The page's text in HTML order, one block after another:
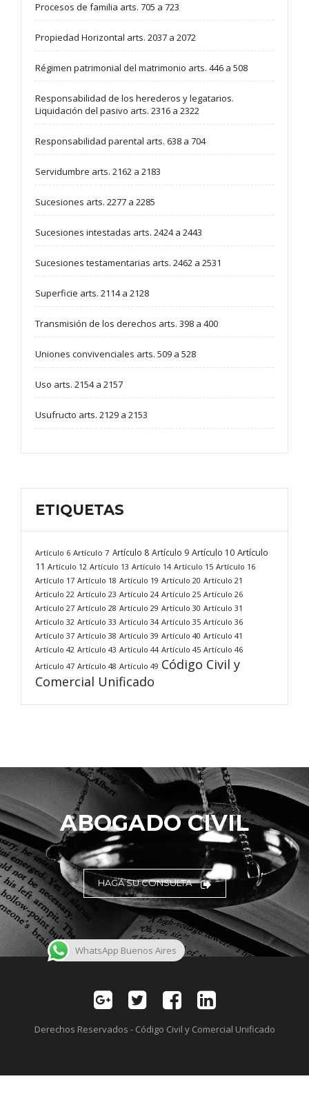
Procesos de familia arts. 705 a 723
Propiedad Horizontal arts. 2037 a 2072
Régimen patrimonial del matrimonio arts. 446 a 508
Responsabilidad de los herederos y legatarios.
Liquidación del pasivo arts. 2316 a 2322
Responsabilidad parental arts. 638 a 704
Servidumbre arts. 2162 a 2183
Sucesiones arts. 2277 a 2285
Sucesiones intestadas arts. 2424 a 2443
Sucesiones testamentarias arts. 2462 a 2531
Superficie arts. 2114 a 2128
Transmisión de los derechos arts. 398 a 400
Uniones convivenciales arts. 509 a 528
Uso arts. 2154 a 2157
Usufructo arts. 2129 a 2153
ETIQUETAS
Artículo 6 Artículo 7 Artículo 8 Artículo 9 Artículo 10 Artículo
11 Artículo 12 Artículo 13 Artículo 14 Artículo 15 Artículo 16
Artículo 17 Artículo 18 Artículo 19 Artículo 20 Artículo 21
Artículo 22 Artículo 23 Artículo 24 Artículo 25 Artículo 26
Artículo 27 Artículo 28 Artículo 29 Artículo 30 Artículo 31
Artículo 32 Artículo 33 Artículo 34 Artículo 35 Artículo 36
Artículo 37 Artículo 38 Artículo 39 Artículo 40 Artículo 41
Artículo 42 Artículo 43 Artículo 44 Artículo 45 Artículo 46
Artículo 47 Artículo 48 Artículo 49 Código Civil y
Comercial Unificado
ABOGADO CIVIL
HAGA SU CONSULTA
Derechos Reservados - Código Civil y Comercial Unificado
WhatsApp Buenos Aires